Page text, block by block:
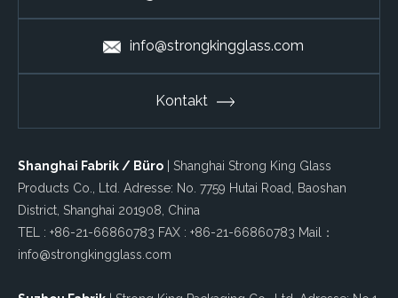
info@strongkingglass.com
Kontakt
Shanghai Fabrik / Büro | Shanghai Strong King Glass
Products Co., Ltd. Adresse: No. 7759 Hutai Road, Baoshan
District, Shanghai 201908, China
TEL : +86-21-66860783 FAX : +86-21-66860783 Mail：
info@strongkingglass.com